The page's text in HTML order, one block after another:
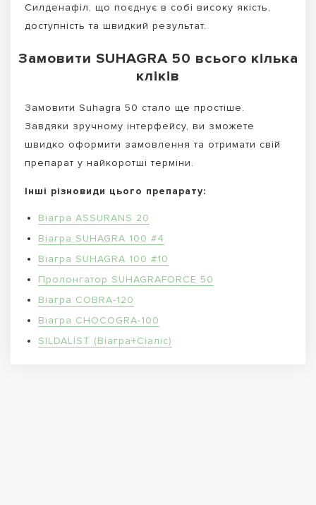
Силденафіл, що поєднує в собі високу якість,
доступність та швидкий результат.
Замовити SUHAGRA 50 всього кілька
кліків
Замовити Suhagra 50 стало ще простіше.
Завдяки зручному інтерфейсу, ви зможете
швидко оформити замовлення та отримати свій
препарат у найкоротші терміни.
Інші різновиди цього препарату:
Віагра ASSURANS 20
Віагра SUHAGRA 100 #4
Віагра SUHAGRA 100 #10
Пролонгатор SUHAGRAFORCE 50
Віагра COBRA-120
Віагра CHOCOGRA-100
SILDALIST (Віагра+Сіаліс)